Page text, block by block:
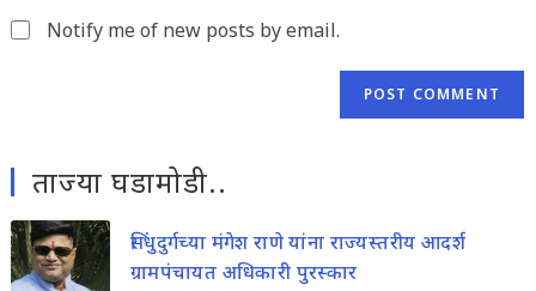
Notify me of new posts by email.
ताज्या घडामोडी..
सिंधुदुर्गच्या मंगेश राणे यांना राज्यस्तरीय आदर्श
ग्रामपंचायत अधिकारी पुरस्कार